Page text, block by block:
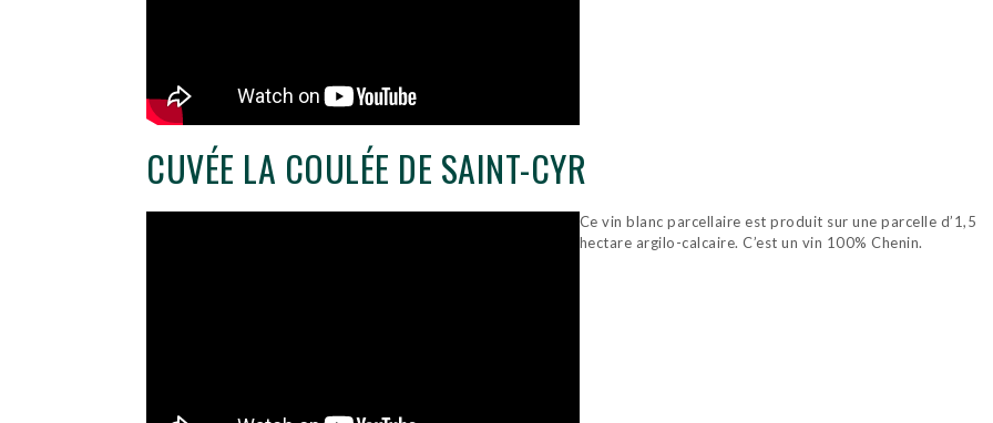
CUVÉE LA COULÉE DE SAINT-CYR
Ce vin blanc parcellaire est produit sur une parcelle d’1,5
hectare argilo-calcaire. C’est un vin 100% Chenin.